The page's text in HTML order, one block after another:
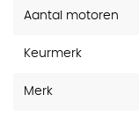
Aantal motoren
Keurmerk
Merk